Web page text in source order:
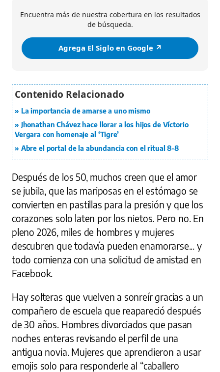
Encuentra más de nuestra cobertura en los resultados
de búsqueda.
Agrega El Siglo en Google ↗️
La importancia de amarse a uno mismo
Jhonathan Chávez hace llorar a los hijos de Víctorio
Vergara con homenaje al ‘Tigre’
Abre el portal de la abundancia con el ritual 8-8
Después de los 50, muchos creen que el amor
se jubila, que las mariposas en el estómago se
convierten en pastillas para la presión y que los
corazones solo laten por los nietos. Pero no. En
pleno 2026, miles de hombres y mujeres
descubren que todavía pueden enamorarse... y
todo comienza con una solicitud de amistad en
Facebook.
Hay solteras que vuelven a sonreír gracias a un
compañero de escuela que reapareció después
de 30 años. Hombres divorciados que pasan
noches enteras revisando el perfil de una
antigua novia. Mujeres que aprendieron a usar
emojis solo para responderle al “caballero